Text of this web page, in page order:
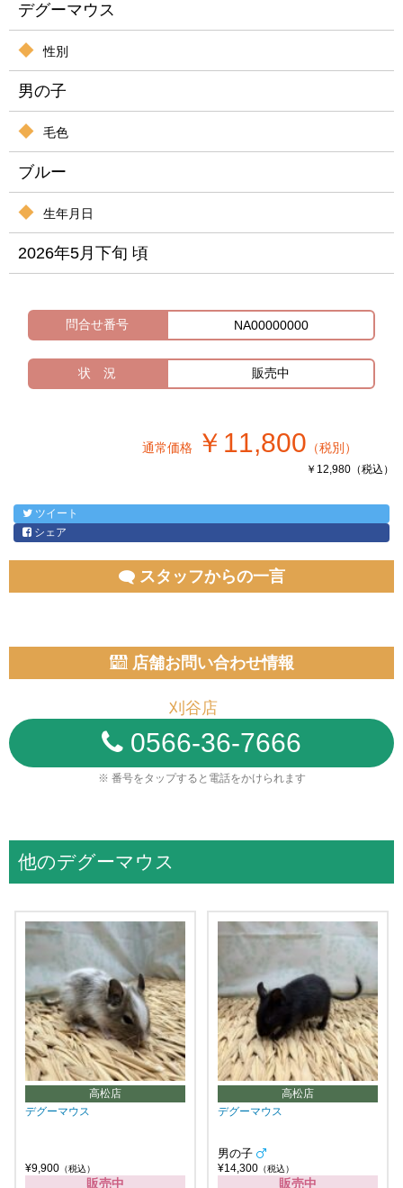
デグーマウス
性別
男の子
毛色
ブルー
生年月日
2026年5月下旬 頃
問合せ番号 NA00000000
状 況 販売中
通常価格 ￥11,800 （税別）
￥12,980（税込）
ツイート
シェア
スタッフからの一言
店舗お問い合わせ情報
刈谷店
0566-36-7666
※ 番号をタップすると電話をかけられます
他のデグーマウス
高松店
デグーマウス
¥9,900 （税込）
販売中
高松店
デグーマウス
男の子
¥14,300 （税込）
販売中